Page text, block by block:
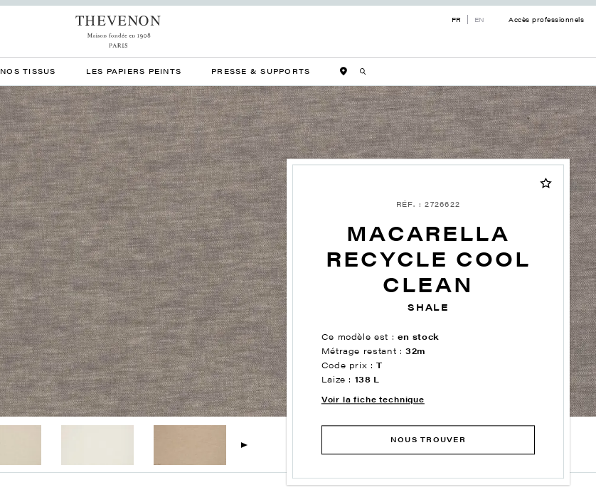
FR EN Accès professionnels
NOS TISSUS LES PAPIERS PEINTS PRESSE & SUPPORTS
RÉF. : 2726622
MACARELLA
RECYCLE COOL
CLEAN
SHALE
Ce modèle est : en stock
Métrage restant :32m
Code prix :T
Laize : 138 L
Voir la fiche technique
NOUS TROUVER